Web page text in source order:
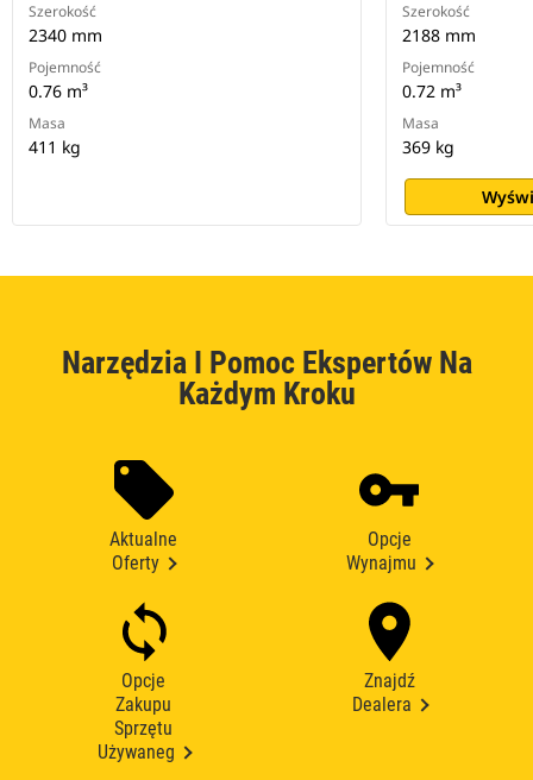
Szerokość
2340 mm
Pojemność
0.76 m³
Masa
411 kg
Szerokość
2188 mm
Pojemność
0.72 m³
Masa
369 kg
Narzędzia I Pomoc Ekspertów Na
Każdym Kroku
Aktualne
Oferty
Opcje
Wynajmu
Opcje
Zakupu
Sprzętu
Używaneg
Znajdź
Dealera